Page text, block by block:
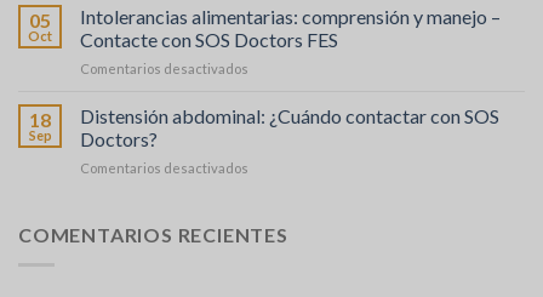
que
faire
Cardiaque
chez
les
:
Prévention
05
Oct
Intolerancias alimentarias: comprensión y manejo –
Contacte con SOS Doctors FES
Comentarios desactivados
Alimentaires
:
faire
18
Sep
Distensión abdominal: ¿Cuándo contactar con SOS
Doctors?
Comentarios desactivados
:
COMENTARIOS RECIENTES